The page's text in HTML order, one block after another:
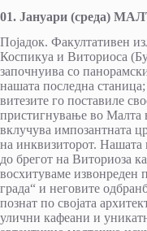
01. Јануари (среда)
Појадок. Факултативен
Коспикуа и Виториоса
започнуива со
нашата последна
витезите го поставиле
пристигнување во Малта
вклучува импозантната
на инквизиторот. Нашата
до брегот на Виториоза
восхитуваме извонреден
града“ и неговите
познат по својата
улични кафеани и